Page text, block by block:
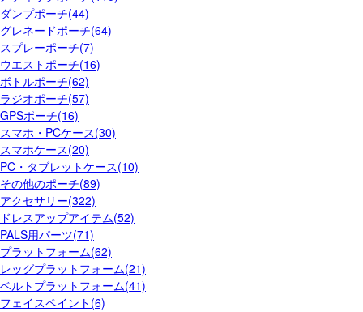
ダンプポーチ(44)
グレネードポーチ(64)
スプレーポーチ(7)
ウエストポーチ(16)
ボトルポーチ(62)
ラジオポーチ(57)
GPSポーチ(16)
スマホ・PCケース(30)
スマホケース(20)
PC・タブレットケース(10)
その他のポーチ(89)
アクセサリー(322)
ドレスアップアイテム(52)
PALS用パーツ(71)
プラットフォーム(62)
レッグプラットフォーム(21)
ベルトプラットフォーム(41)
フェイスペイント(6)